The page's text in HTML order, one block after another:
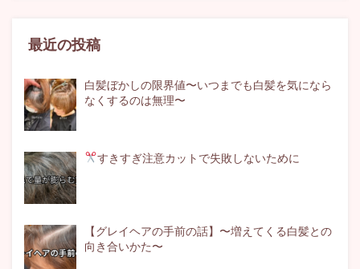
最近の投稿
白髪ぼかしの限界値〜いつまでも白髪を気になら
なくするのは無理〜
すきすぎ注意カットで失敗しないために
【グレイヘアの手前の話】〜増えてくる白髪との
向き合いかた〜